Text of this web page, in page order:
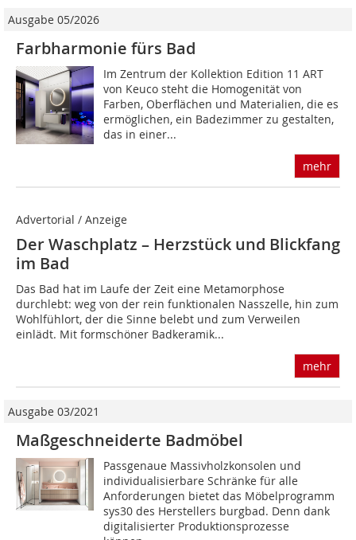
Ausgabe 05/2026
Farbharmonie fürs Bad
Im Zentrum der Kollektion Edition 11 ART
von Keuco steht die Homogenität von
Farben, Oberflächen und Materialien, die es
ermöglichen, ein ­Badezimmer zu gestalten,
das in einer...
mehr
Advertorial / Anzeige
Der Waschplatz – Herzstück und Blickfang
im Bad
Das Bad hat im Laufe der Zeit eine Metamorphose
durchlebt: weg von der rein funktionalen Nasszelle, hin zum
Wohlfühlort, der die Sinne belebt und zum Verweilen
einlädt. Mit formschöner Badkeramik...
mehr
Ausgabe 03/2021
Maßgeschneiderte Badmöbel
Passgenaue Massivholzkonsolen und
individualisierbare Schränke für alle
Anforderungen bietet das Möbelprogramm
sys30 des Herstellers burgbad. Denn dank
digitalisierter Produktionsprozesse